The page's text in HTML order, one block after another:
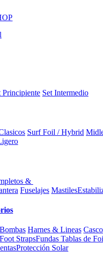
Principiente Set Intermedio
Surf Foil / Hybrid
&
Fuselajes Mastiles
Bombas Harnes & Lineas
Foot StrapsFundas Tablas de
Protección Solar